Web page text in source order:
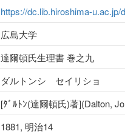
https://dc.lib.hiroshima-u.ac.jp/
広島大学
達爾頓氏生理書 巻之九
ダルトンシ セイリショ
[ﾀﾞﾙﾄﾝ(達爾頓氏)著](Dalton,
1881, 明治14